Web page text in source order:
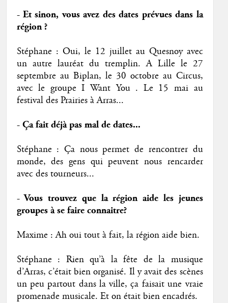
- Et sinon, vous avez des dates prévues dans la
région ?
Stéphane : Oui, le 12 juillet au Quesnoy avec
un autre lauréat du tremplin. A Lille le 27
septembre au Biplan, le 30 octobre au Circus,
avec le groupe I Want You . Le 15 mai au
festival des Prairies à Arras...
- Ça fait déjà pas mal de dates...
Stéphane : Ça nous permet de rencontrer du
monde, des gens qui peuvent nous rencarder
avec des tourneurs...
- Vous trouvez que la région aide les jeunes
groupes à se faire connaitre?
Maxime : Ah oui tout à fait, la région aide bien.
Stéphane : Rien qu’à la fête de la musique
d’Arras, c’était bien organisé. Il y avait des scènes
un peu partout dans la ville, ça faisait une vraie
promenade musicale. Et on était bien encadrés.